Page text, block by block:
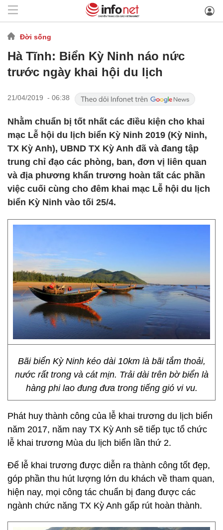
Đời sống
Hà Tĩnh: Biển Kỳ Ninh náo nức
trước ngày khai hội du lịch
21/04/2019 - 06:38
Nhằm chuẩn bị tốt nhất các điều kiện cho khai
mạc Lễ hội du lịch biển Kỳ Ninh 2019 (Kỳ Ninh,
TX Kỳ Anh), UBND TX Kỳ Anh đã và đang tập
trung chỉ đạo các phòng, ban, đơn vị liên quan
và địa phương khẩn trương hoàn tất các phần
việc cuối cùng cho đêm khai mạc Lễ hội du lịch
biển Kỳ Ninh vào tối 25/4.
Bãi biển Kỳ Ninh kéo dài 10km là bãi tắm thoải,
nước rất trong và cát mịn. Trải dài trên bờ biển là
hàng phi lao đung đưa trong tiếng gió vi vu.
Phát huy thành công của lễ khai trương du lịch biển
năm 2017, năm nay TX Kỳ Anh sẽ tiếp tục tổ chức
lễ khai trương Mùa du lịch biển lần thứ 2.
Để lễ khai trương được diễn ra thành công tốt đẹp,
góp phần thu hút lượng lớn du khách về tham quan,
hiện nay, mọi công tác chuẩn bị đang được các
ngành chức năng TX Kỳ Anh gấp rút hoàn thành.